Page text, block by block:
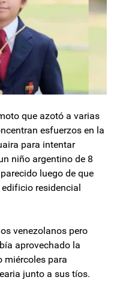
que azotó a varias
esfuerzos en la
para intentar
niño argentino de 8
luego de que
residencial
venezolanos pero
aprovechado la
miércoles para
junto a sus tíos.